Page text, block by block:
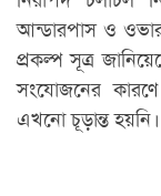
আন্ডারপাস ও
প্রকল্প সূত্র
সংযোজনের
এখনো চূড়ান্ত হয়নি।